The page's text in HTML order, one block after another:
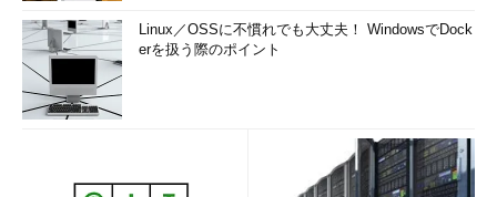
Linux／OSSに不慣れでも大丈夫！ WindowsでDock
erを扱う際のポイント